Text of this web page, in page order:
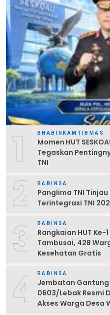
1 BHABINKAMTIBMAS
Momen HUT
Tegaskan
TNI
2 BABINSA
Panglima TNI
Terintegrasi TNI
3 BABINSA
Rangkaian HUT Ke-
Tambusai, 428
Kesehatan Gratis
4 BABINSA
Jembatan
0603/Lebak Resmi
Akses Warga Desa